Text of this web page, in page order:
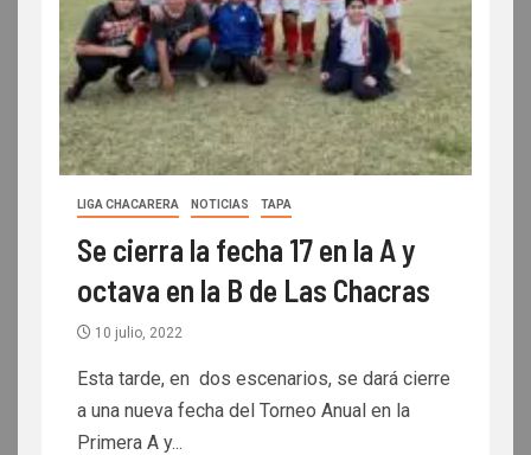
LIGA CHACARERA NOTICIAS TAPA
Se cierra la fecha 17 en la A y
octava en la B de Las Chacras
10 julio, 2022
Esta tarde, en dos escenarios, se dará cierre
a una nueva fecha del Torneo Anual en la
Primera A y...